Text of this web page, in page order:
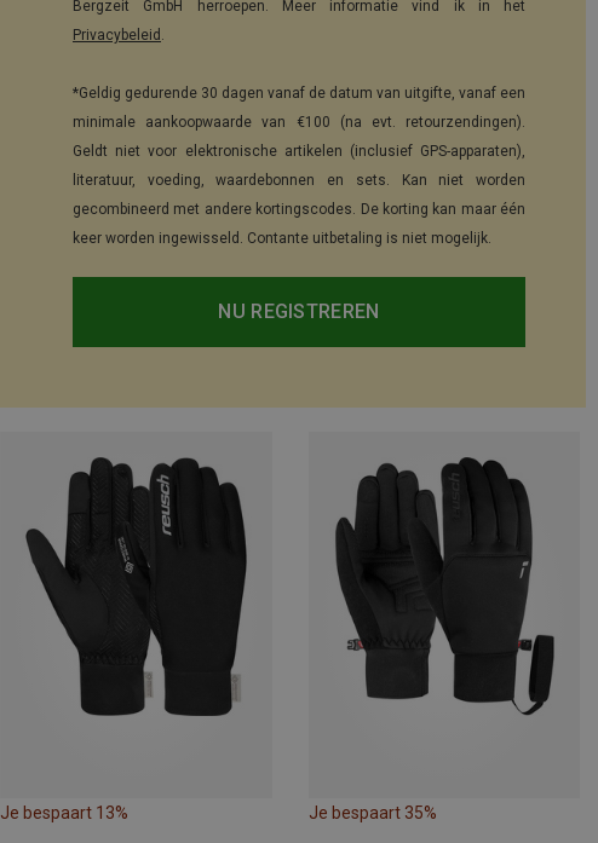
Bergzeit GmbH herroepen. Meer informatie vind ik in het
Privacybeleid .
*Geldig gedurende 30 dagen vanaf de datum van uitgifte, vanaf een
minimale aankoopwaarde van €100 (na evt. retourzendingen).
Geldt niet voor elektronische artikelen (inclusief GPS-apparaten),
literatuur, voeding, waardebonnen en sets. Kan niet worden
gecombineerd met andere kortingscodes. De korting kan maar één
keer worden ingewisseld. Contante uitbetaling is niet mogelijk.
NU REGISTREREN
Je bespaart 13% Je bespaart 35%